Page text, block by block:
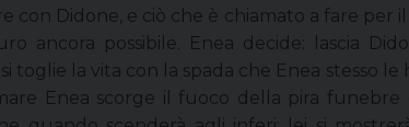
con Didone, e ciò che è chiamato a fare per
ancora possibile. Enea decide: lascia
toglie la vita con la spada che Enea stesso
Enea scorge il fuoco della pira funebre